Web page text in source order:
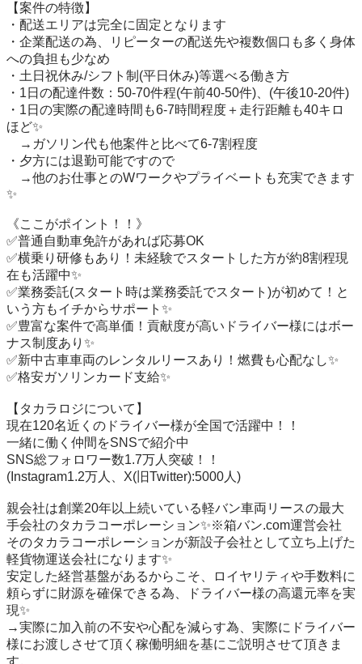
【案件の特徴】
・配送エリアは完全に固定となります
・企業配送の為、リピーターの配送先や複数個口も多く身体
への負担も少なめ
・土日祝休み/シフト制(平日休み)等選べる働き方
・1日の配達件数：50-70件程(午前40-50件)、(午後10-20件)
・1日の実際の配達時間も6-7時間程度＋走行距離も40キロ
ほど✨
→ガソリン代も他案件と比べて6-7割程度
・夕方には退勤可能ですので
→他のお仕事とのWワークやプライベートも充実できます
✨
《ここがポイント！！》
✅普通自動車免許があれば応募OK
✅横乗り研修もあり！未経験でスタートした方が約8割程現
在も活躍中✨
✅業務委託(スタート時は業務委託でスタート)が初めて！と
いう方もイチからサポート✨
✅豊富な案件で高単価！貢献度が高いドライバー様にはボー
ナス制度あり✨
✅新中古車車両のレンタルリースあり！燃費も心配なし✨
✅格安ガソリンカード支給✨
【タカラロジについて】
現在120名近くのドライバー様が全国で活躍中！！
一緒に働く仲間をSNSで紹介中
SNS総フォロワー数1.7万人突破！！
(Instagram1.2万人、X(旧Twitter):5000人)
親会社は創業20年以上続いている軽バン車両リースの最大
手会社のタカラコーポレーション✨※箱バン.com運営会社
そのタカラコーポレーションが新設子会社として立ち上げた
軽貨物運送会社になります✨
安定した経営基盤があるからこそ、ロイヤリティや手数料に
頼らずに財源を確保できる為、ドライバー様の高還元率を実
現✨
→実際に加入前の不安や心配を減らす為、実際にドライバー
様にお渡しさせて頂く稼働明細を基にご説明させて頂きま
す。